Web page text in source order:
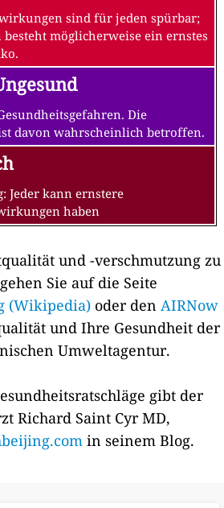
sind für jeden spürbar;
möglicherweise ein ernstes
Die
davon wahrscheinlich betroffen.
Jeder kann ernstere
haben
und -verschmutzung zu
Sie auf die Seite
(Wikipedia)oder den AIRNow
und Ihre Gesundheit der
Umweltagentur.
gibt der
Richard Saint Cyr MD,
in seinem Blog.